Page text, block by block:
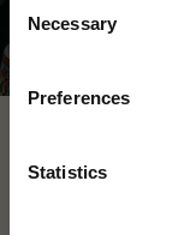
Selection
Necessary
Preferences
Statistics
NYHET
Få 10% rabatt på